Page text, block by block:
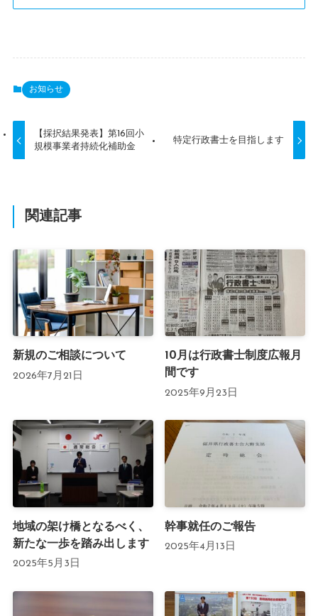
お知らせ
【採択結果発表】第16回小
規模事業者持続化補助金
特定行政書士を目指します
関連記事
新規のご相談について
2026年7月21日
10月は行政書士制度広報月
間です
2025年9月23日
地域の架け橋となるべく、
新たな一歩を踏み出します
2025年5月3日
幹事就任のご報告
2025年4月13日